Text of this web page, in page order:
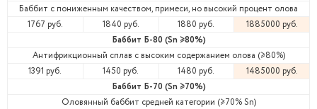
Баббит с пониженным качеством, примеси, но высокий процент олова
1767 руб.
1840 руб. 1880 руб.
1885000 руб.
Баббит Б-80 (Sn ≥80%)
Антифрикционный сплав с высоким содержанием олова (≥80%)
1391 руб.
1450 руб. 1480 руб.
1485000 руб.
Баббит Б-70 (Sn ≥70%)
Оловянный баббит средней категории (≥70% Sn)